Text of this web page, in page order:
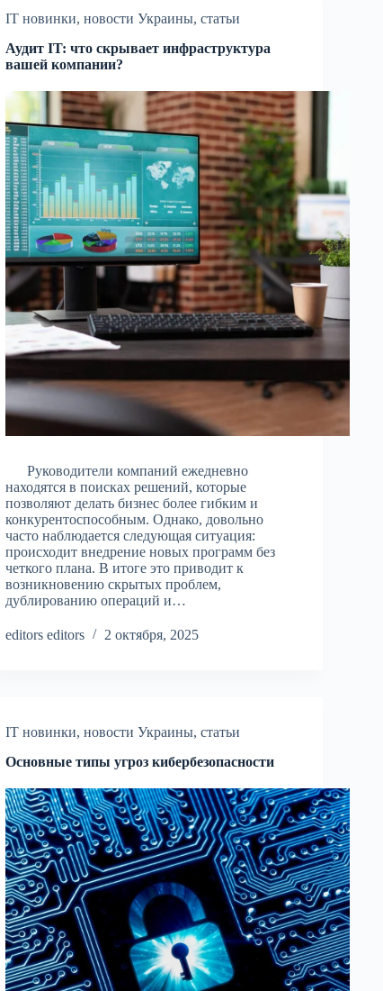
IT новинки, новости Украины, статьи
Аудит IT: что скрывает инфраструктура
вашей компании?
Руководители компаний ежедневно
находятся в поисках решений, которые
позволяют делать бизнес более гибким и
конкурентоспособным. Однако, довольно
часто наблюдается следующая ситуация:
происходит внедрение новых программ без
четкого плана. В итоге это приводит к
возникновению скрытых проблем,
дублированию операций и…
editors editors 2 октября, 2025
IT новинки, новости Украины, статьи
Основные типы угроз кибербезопасности